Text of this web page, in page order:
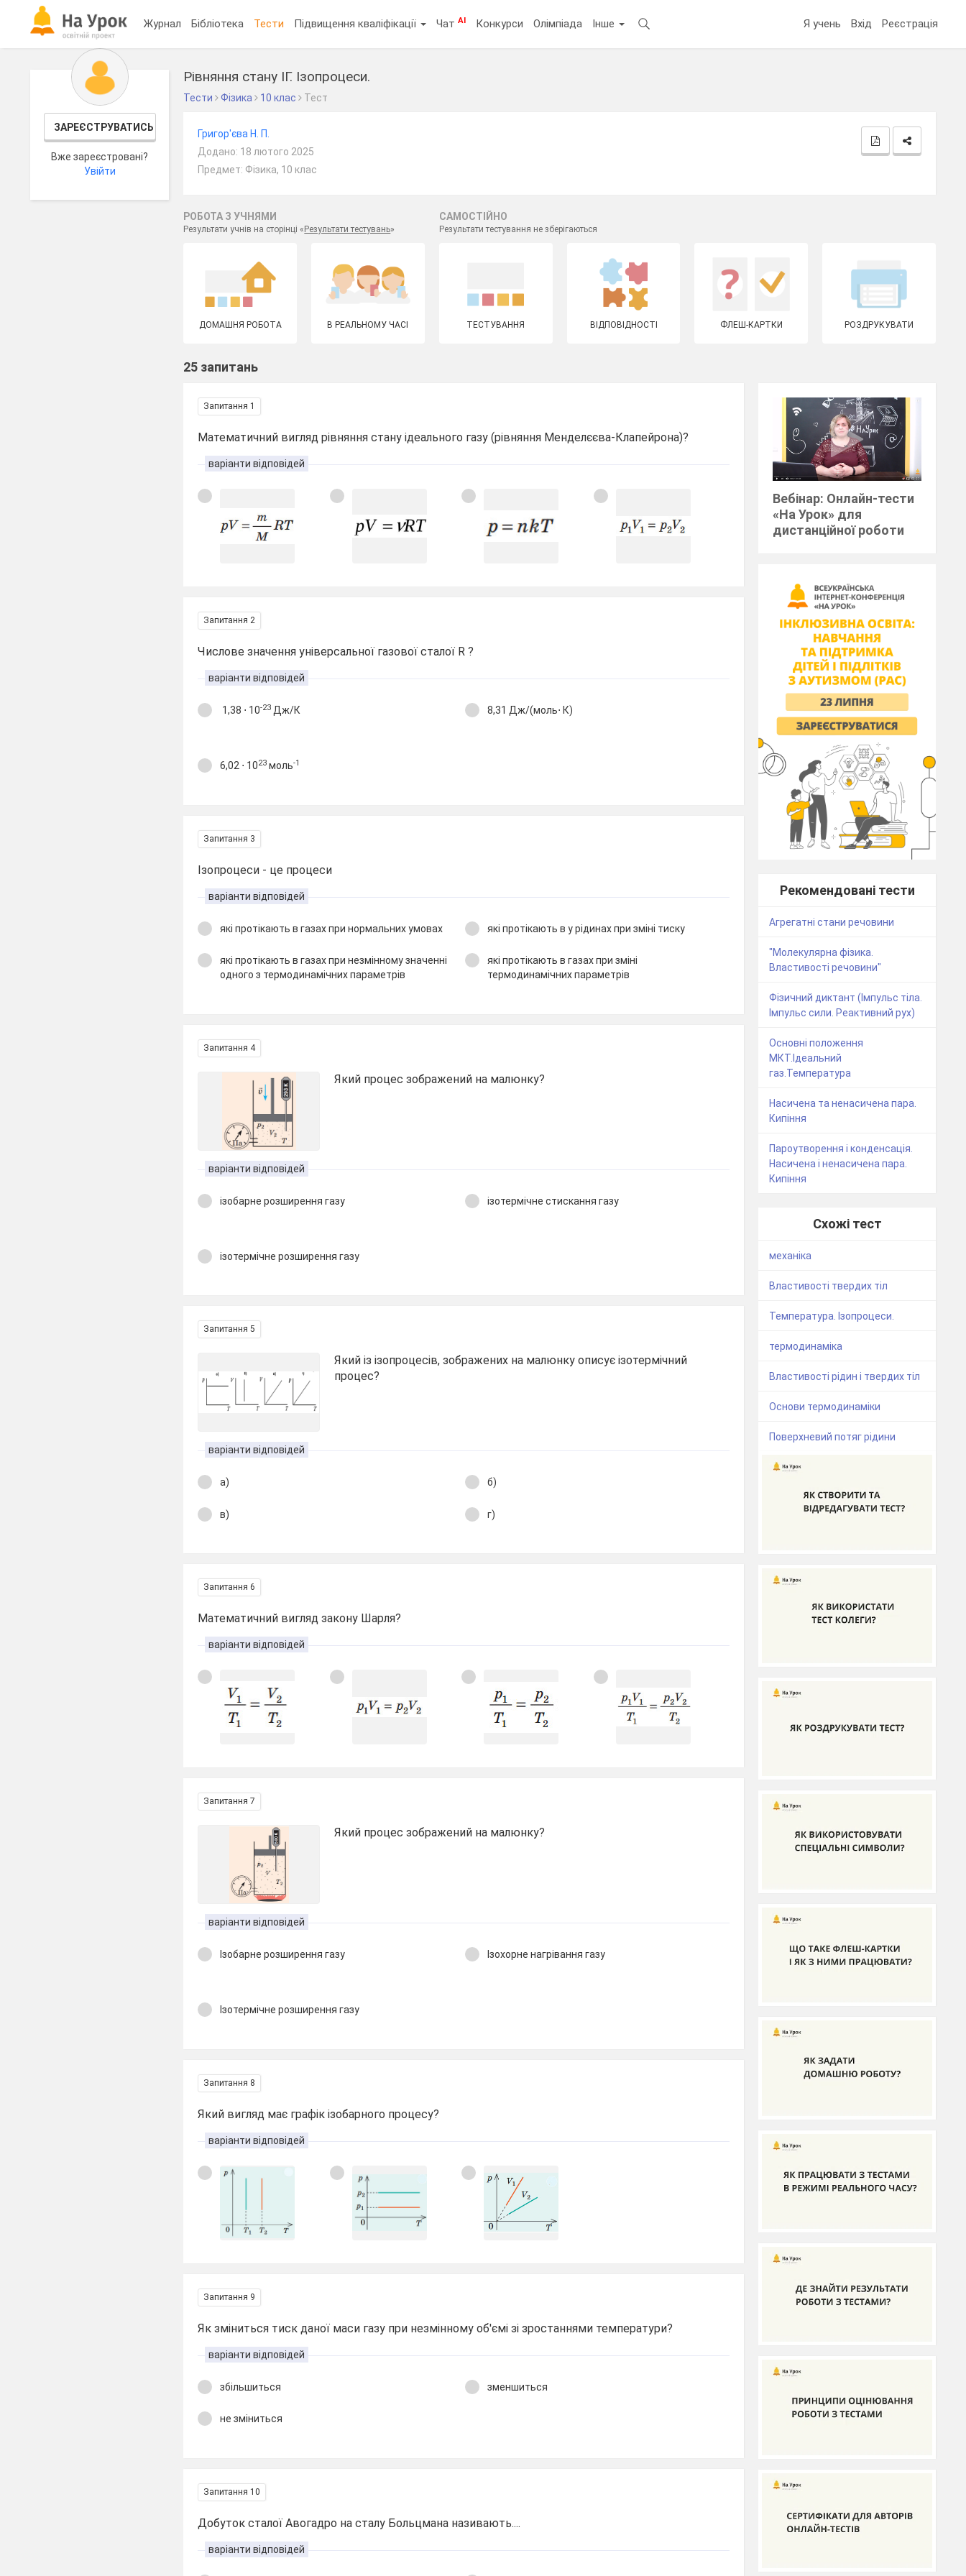
Журнал Бібліотека Тести Підвищення кваліфікації ЧатAI Конкурси Олімпіада Інше Я учень Вхід Реєстрація
ЗАРЕЄСТРУВАТИСЬ
Вже зареєстровані?
Увійти
Рівняння стану ІГ. Ізопроцеси.
Тести Фізика 10 клас Тест
Григор'єва Н. П.
Додано: 18 лютого 2025
Предмет: Фізика, 10 клас
РОБОТА З УЧНЯМИ
Результати учнів на сторінці « Результати тестувань»
САМОСТІЙНО
Результати тестування не зберігаються
ДОМАШНЯ РОБОТА В РЕАЛЬНОМУ ЧАСІ ТЕСТУВАННЯ ВІДПОВІДНОСТІ ФЛЕШ-КАРТКИ РОЗДРУКУВАТИ
25 запитань
Запитання 1
Математичний вигляд рівняння стану ідеального газу (рівняння Менделєєва-Клапейрона)?
варіанти відповідей
Запитання 2
Числове значення універсальної газової сталої R ?
варіанти відповідей
1,38 ⋅ 10-23 Дж/К 8,31 Дж/(моль⋅ К)
6,02 ⋅ 1023 моль-1
Запитання 3
Ізопроцеси - це процеси
варіанти відповідей
які протікають в газах при нормальних умовах які протікають в у рідинах при зміні тиску
які протікають в газах при незмінному значенні
одного з термодинамічних параметрів
які протікають в газах при зміні
термодинамічних параметрів
Запитання 4
Який процес зображений на малюнку?
варіанти відповідей
ізобарне розширення газу ізотермічне стискання газу
ізотермічне розширення газу
Запитання 5
Який із ізопроцесів, зображених на малюнку описує ізотермічний
процес?
варіанти відповідей
а) б)
в) г)
Запитання 6
Математичний вигляд закону Шарля?
варіанти відповідей
Запитання 7
Який процес зображений на малюнку?
варіанти відповідей
Ізобарне розширення газу Ізохорне нагрівання газу
Ізотермічне розширення газу
Запитання 8
Який вигляд має графік ізобарного процесу?
варіанти відповідей
Запитання 9
Як зміниться тиск даної маси газу при незмінному об'ємі зі зростаннями температури?
варіанти відповідей
збільшиться зменшиться
не зміниться
Запитання 10
Добуток сталої Авогадро на сталу Больцмана називають....
варіанти відповідей
Вебінар: Онлайн-тести
«На Урок» для
дистанційної роботи
Рекомендовані тести
Агрегатні стани речовини
"Молекулярна фізика.
Властивості речовини"
Фізичний диктант (Імпульс тіла.
Імпульс сили. Реактивний рух)
Основні положення
МКТ.Ідеальний
газ.Температура
Насичена та ненасичена пара.
Кипіння
Пароутворення і конденсація.
Насичена і ненасичена пара.
Кипіння
Схожі тест
механіка
Властивості твердих тіл
Температура. Ізопроцеси.
термодинаміка
Властивості рідин і твердих тіл
Основи термодинаміки
Поверхневий потяг рідини